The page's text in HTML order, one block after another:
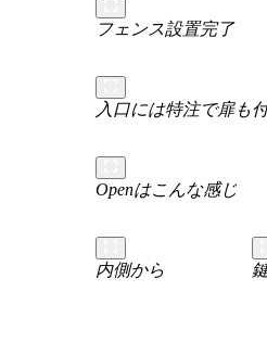
フェンス設置完了
入口には特注で扉も
Openはこんな感じ
内側から